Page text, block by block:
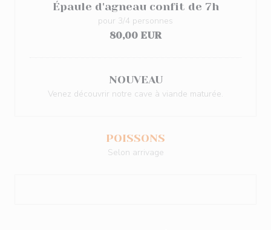
Épaule d'agneau confit de 7h
pour 3/4 personnes
80,00 EUR
NOUVEAU
Venez découvrir notre cave à viande maturée.
POISSONS
Selon arrivage